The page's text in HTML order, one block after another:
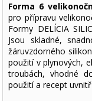
Forma 6
pro přípravu
Formy DELÍCIA
Jsou skladné,
žáruvzdorného
použití v plynových,
troubách, vhodné
použití a recept